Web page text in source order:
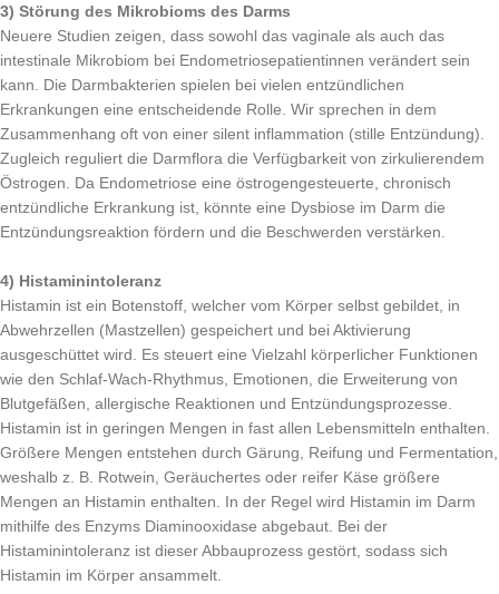
3) Störung des Mikrobioms des Darms
Neuere Studien zeigen, dass sowohl das vaginale als auch das
intestinale Mikrobiom bei Endometriosepatientinnen verändert sein
kann. Die Darmbakterien spielen bei vielen entzündlichen
Erkrankungen eine entscheidende Rolle. Wir sprechen in dem
Zusammenhang oft von einer silent inflammation (stille Entzündung).
Zugleich reguliert die Darmflora die Verfügbarkeit von zirkulierendem
Östrogen. Da Endometriose eine östrogengesteuerte, chronisch
entzündliche Erkrankung ist, könnte eine Dysbiose im Darm die
Entzündungsreaktion fördern und die Beschwerden verstärken.
4) Histaminintoleranz
Histamin ist ein Botenstoff, welcher vom Körper selbst gebildet, in
Abwehrzellen (Mastzellen) gespeichert und bei Aktivierung
ausgeschüttet wird. Es steuert eine Vielzahl körperlicher Funktionen
wie den Schlaf-Wach-Rhythmus, Emotionen, die Erweiterung von
Blutgefäßen, allergische Reaktionen und Entzündungsprozesse.
Histamin ist in geringen Mengen in fast allen Lebensmitteln enthalten.
Größere Mengen entstehen durch Gärung, Reifung und Fermentation,
weshalb z. B. Rotwein, Geräuchertes oder reifer Käse größere
Mengen an Histamin enthalten. In der Regel wird Histamin im Darm
mithilfe des Enzyms Diaminooxidase abgebaut. Bei der
Histaminintoleranz ist dieser Abbauprozess gestört, sodass sich
Histamin im Körper ansammelt.